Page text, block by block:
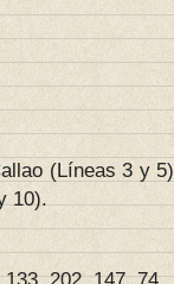
(Líneas 3 y
10).